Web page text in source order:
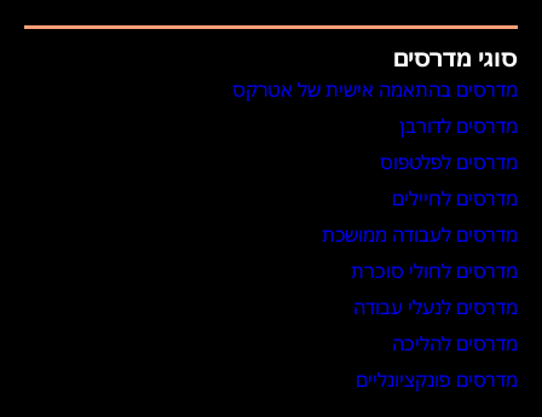
סוגי מדרסים
מדרסים בהתאמה אישית של אטרקס
מדרסים לדורבן
מדרסים לפלטפוס
מדרסים לחיילים
מדרסים לעבודה ממושכת
מדרסים לחולי סוכרת
מדרסים לנעלי עבודה
מדרסים להליכה
מדרסים פונקציונליים